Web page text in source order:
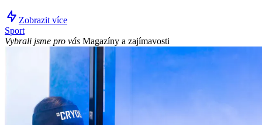
Zobrazit více
Sport
Vybrali jsme pro vás Magazíny a zajímavosti